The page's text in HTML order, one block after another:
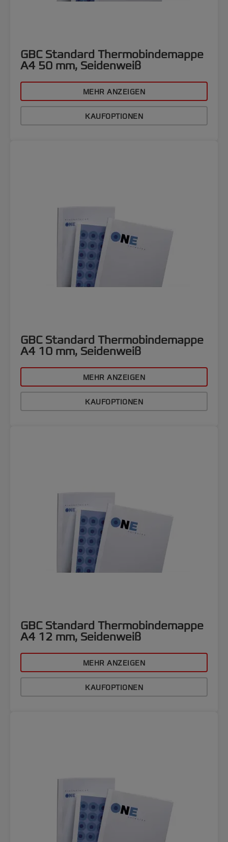
GBC Standard Thermobindemappe
A4 50 mm, Seidenweiß
MEHR ANZEIGEN
KAUFOPTIONEN
GBC Standard Thermobindemappe
A4 10 mm, Seidenweiß
MEHR ANZEIGEN
KAUFOPTIONEN
GBC Standard Thermobindemappe
A4 12 mm, Seidenweiß
MEHR ANZEIGEN
KAUFOPTIONEN